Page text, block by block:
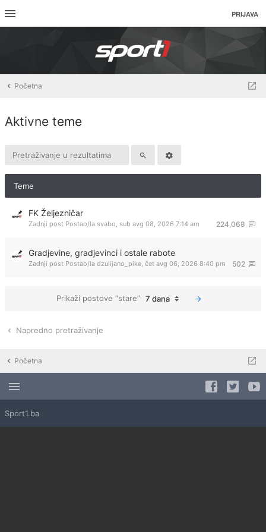
PRIJAVA
Početna
Aktivne teme
Teme
FK Željezničar
224,068
Zadnji post Postao/la svabo, sub avg 08, 2026 7:14 am
Gradjevine, gradjevinci i ostale rabote
502
Zadnji post Postao/la dzulijano_pike, čet avg 06, 2026 8:40 pm
Prikaži postove “stare” 7 dana
Napredno pretraživanje
Početna
Sport1.ba